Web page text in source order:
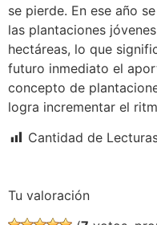
se pierde. En ese año
las plantaciones
hectáreas, lo que
futuro inmediato el
concepto de
logra incrementar el
Cantidad de
Tu valoración